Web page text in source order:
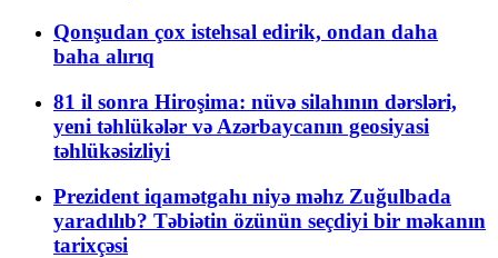
Qonşudan çox istehsal edirik, ondan daha
baha alırıq
81 il sonra Hiroşima: nüvə silahının dərsləri,
yeni təhlükələr və Azərbaycanın geosiyasi
təhlükəsizliyi
Prezident iqamətgahı niyə məhz Zuğulbada
yaradılıb? Təbiətin özünün seçdiyi bir məkanın
tarixçəsi